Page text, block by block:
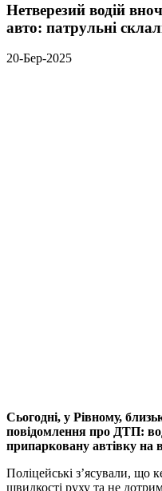
Нетверезий водій
авто: патрульні
20-Бер-2025
Сьогодні, у Рівному,
повідомлення про ДТП:
припарковану автівку на
Поліцейські з’ясували, що
швидкості руху та не